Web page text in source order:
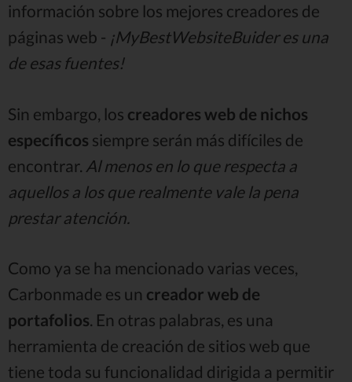
información sobre los mejores creadores de
páginas web - ¡MyBestWebsiteBuider es una
de esas fuentes!
Sin embargo, los creadores web de nichos
específicos siempre serán más difíciles de
encontrar. Al menos en lo que respecta a
aquellos a los que realmente vale la pena
prestar atención.
Como ya se ha mencionado varias veces,
Carbonmade es un creador web de
portafolios . En otras palabras, es una
herramienta de creación de sitios web que
tiene toda su funcionalidad dirigida a permitir